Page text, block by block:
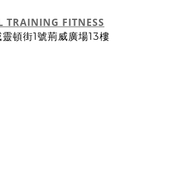
TRAINING FITNESS
頓街1號荊威廣場13樓